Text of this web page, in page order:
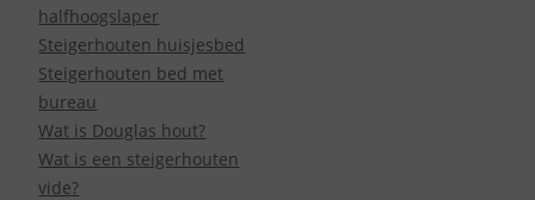
halfhoogslaper
Steigerhouten huisjesbed
Steigerhouten bed met
bureau
Wat is Douglas hout?
Wat is een steigerhouten
vide?